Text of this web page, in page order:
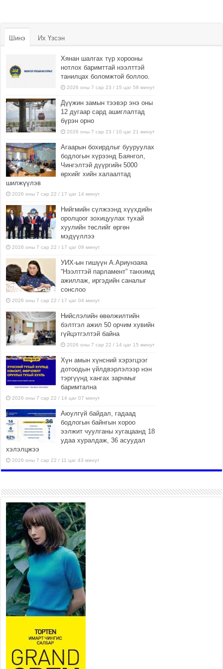
Шинэ Их Үзсэн
Хянан шалгах түр хорооны
нотлох баримттай нээлттэй
танилцах боломжтой боллоо.
2026 оны 7 сар 23 / 15 цаг 58 минут
Дүүжин замын тээвэр энэ оны
12 дугаар сард ашиглалтад
бүрэн орно
2026 оны 7 сар 23 / 10 цаг 21 минут
Агаарын бохирдлыг бууруулах
бодлогын хүрээнд Баянгол,
Чингэлтэй дүүргийн 5000
өрхийг хийн халаалтад
шилжүүлэв
2026 оны 7 сар 22 / 17 цаг 14 минут
Нийгмийн сүлжээнд хүүхдийн
оролцоог зохицуулах тухай
хуулийн төслийг өргөн
мэдүүллээ
2026 оны 7 сар 22 / 17 цаг 09 минут
УИХ-ын гишүүн А.Ариунзаяа
“Нээлттэй парламент” танхимд
ажиллаж, иргэдийн саналыг
сонслоо
2026 оны 7 сар 22 / 17 цаг 04 минут
Нийслэлийн өвөлжилтийн
бэлтгэл ажил 50 орчим хувийн
гүйцэтгэлтэй байна
2026 оны 7 сар 22 / 14 цаг 15 минут
Хүн амын хүнсний хэрэгцээг
дотоодын үйлдвэрлэлээр нэн
тэргүүнд хангах зарчмыг
баримтална
2026 оны 7 сар 22 / 14 цаг 07 минут
Аюулгүй байдал, гадаад
бодлогын байнгын хороо
ээлжит чуулганы хугацаанд 18
удаа хуралдаж, 36 асуудал
хэлэлцжээ
2026 оны 7 сар 22 / 11 цаг 43 минут
боломжтой-Хүүхэд хөгжүүлэх
төв” байгуулах төсөлд төр,
хувийн хэвшлийн түншлэлийн хүрээнд хамтран
ажиллахыг урьж байна
2026 оны 7 сар 22 / 9 цаг 28 минут
Б.Пүрэвдагва: “Урт цагаан”-ыг
залуучууд чөлөөт цагаа
өнгөрүүлдэг, жуулчид зорьж
ирдэг цэг болгоно
2026 оны 7 сар 21 / 16 цаг 47 минут
Тусгай замын автобус /BRT/ төслийн удирдах
хорооны ээлжит хуралдаан боллоо
Ерөнхий сайд Н.Учрал БНХАУ-аас Монгол Улсад
суугаа Элчин сайд Шэнь Миньжюанийг хүлээн
авч уулзав
2026 оны 7 сар 21 / 16 цаг 39 минут